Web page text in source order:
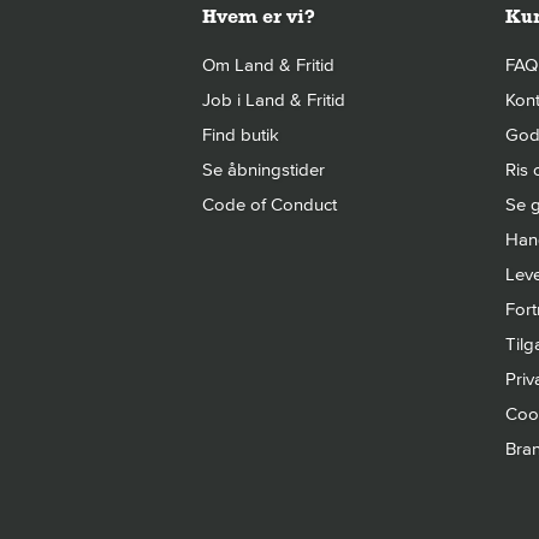
Hvem er vi?
Om Land & Fritid
Job i Land & Fritid
Find butik
Se åbningstider
Code of Conduct
FAQ
Ris
Se